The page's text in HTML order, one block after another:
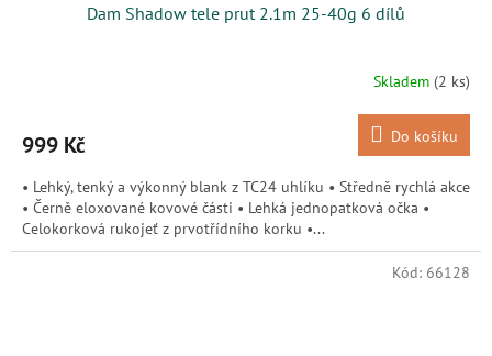
Dam Shadow tele prut 2.1m 25-40g 6 dílů
Skladem (2 ks)
999 Kč Do košíku
• Lehký, tenký a výkonný blank z TC24 uhlíku • Středně rychlá akce
• Černě eloxované kovové části • Lehká jednopatková očka •
Celokorková rukojeť z prvotřídního korku •...
Kód: 66128